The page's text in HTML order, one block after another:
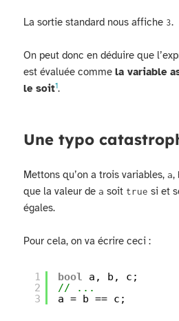
La sortie standard nous affiche 3.
On peut donc en déduire que
est évaluée commela variable
le soit1.
Une typo
Mettons qu’on a trois variables,a,
que la valeur dea soit true si et
égales.
Pour cela, on va écrire ceci :
1
2
3
bool
a, b, c;
// ...
a = b == c;